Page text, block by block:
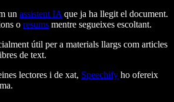
un assistent IA que ja ha llegit el document.
o resums mentre segueixes escoltant.
útil per a materials llargs com articles
de text.
lectores i de xat, Speechify ho ofereix